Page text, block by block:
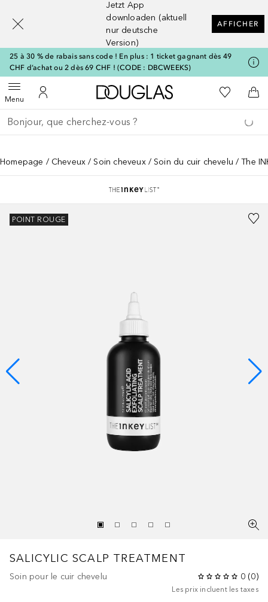
Jetzt App
downloaden (aktuell
nur deutsche
Version)
AFFICHER
25 à 30 % de rabais sans code ! En plus : 1 ticket gagnant dès 49
CHF d’achat ou 2 dès 69 CHF ! (CODE : DBCWEEKS)
MenuOuvrir le menuVers Mon Compte
Vers l'accueil Douglas
Vers Ma
Retourner
Exécuter la recherche
Homepage Cheveux Soin cheveux Soin du cuir chevelu The
POINT ROUGE
SALICYLIC SCALP TREATMENT
Soin pour le cuir chevelu 0 (0)
Les prix incluent les taxes
[navigation.slideout.screenreader]